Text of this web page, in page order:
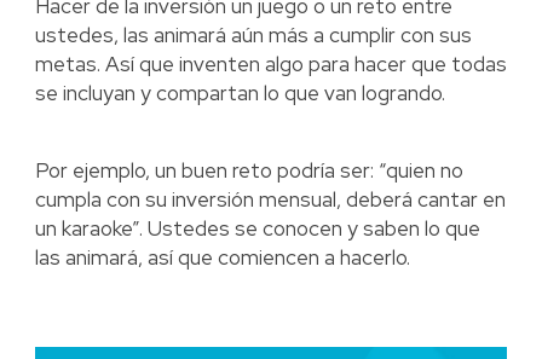
Hacer de la inversión un juego o un reto entre
ustedes, las animará aún más a cumplir con sus
metas. Así que inventen algo para hacer que todas
se incluyan y compartan lo que van logrando.
Por ejemplo, un buen reto podría ser: “quien no
cumpla con su inversión mensual, deberá cantar en
un karaoke”. Ustedes se conocen y saben lo que
las animará, así que comiencen a hacerlo.